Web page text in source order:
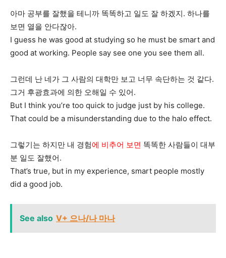
아마 공부를 잘했을 테니까 똑똑하고 일도 잘 하겠지. 하나를
보면 열을 안다잖아.
I guess he was good at studying so he must be smart and
good at working. People say see one you see them all.
그런데 난 네가 그 사람의 대학만 보고 너무 속단하는 것 같다.
그거 후광효과에 의한 오해일 수 있어.
But I think you’re too quick to judge just by his college.
That could be a misunderstanding due to the halo effect.
그렇기는 하지만 내 경험에 비추어 보면 똑똑한 사람들이 대부
분 일도 잘했어.
That’s true, but in my experience, smart people mostly
did a good job.
See also V+ 으나/나 마나